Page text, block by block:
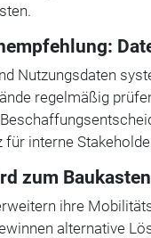
Nutzungsdaten
regelmäßig
für interne
zum
ihre
alternative